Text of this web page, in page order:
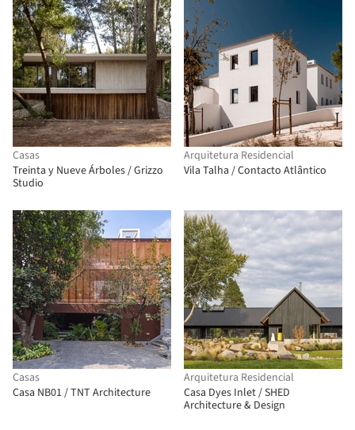
Casas
Treinta y Nueve Árboles / Grizzo
Studio
Arquitetura Residencial
Vila Talha / Contacto Atlântico
Casas
Casa NB01 / TNT Architecture
Arquitetura Residencial
Casa Dyes Inlet / SHED
Architecture & Design